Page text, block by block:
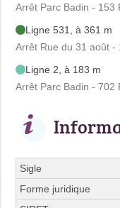
Arrêt Parc Badin - 153
Ligne 531, à 361 m
Arrêt Rue du 31 août -
Ligne 2, à 183 m
Arrêt Parc Badin - 702
Sigle
Forme juridique